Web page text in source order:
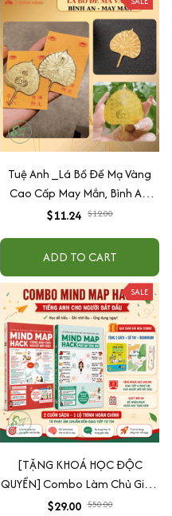
Tuệ Anh _Lá Bồ Đề Mạ Vàng
Cao Cấp May Mắn, Bình An,
Chiêu Tài Lộc
$11.24 $12.00
ADD TO CART
SALE
[TẶNG KHOÁ HỌC ĐỘC
QUYỀN] Combo Làm Chủ Giao
Tiếp: Sách Mindmap Giao Tiếp
$29.00 $50.00